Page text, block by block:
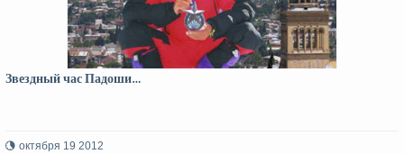
Звездный час Падоши…
октября 19 2012